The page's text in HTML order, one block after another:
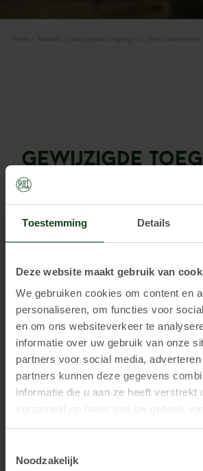
Toestemming Details
Deze website maakt gebruik van
We gebruiken cookies om content en
personaliseren, om functies voor
en om ons websiteverkeer te
informatie over uw gebruik van onze
partners voor social media,
partners kunnen deze gegevens
informatie die u aan ze heeft verstrekt
verzameld op basis van uw gebruik
Noodzakelijk
Gewijzigde
8.7 Gemiddelde beoordeling
100% Kindvriendelijk